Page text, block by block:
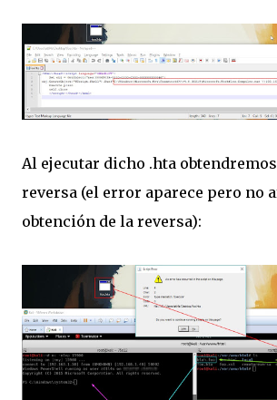
Al ejecutar dicho .hta
reversa (el error aparece pero no
obtención de la reversa):